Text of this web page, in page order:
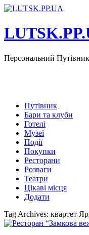
Персональний
Путівник
Бари та клуби
Готелі
Музеї
Події
Покупки
Ресторани
Розваги
Театри
Цікаві місця
Додати
Tag Archives: квартет